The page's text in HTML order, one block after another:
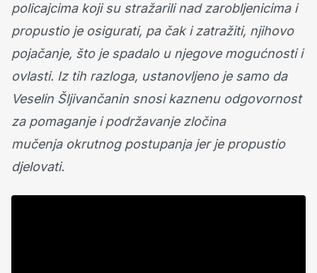
policajcima koji su stražarili nad zarobljenicima i
propustio je osigurati, pa čak i zatražiti, njihovo
pojačanje, što je spadalo u njegove mogućnosti i
ovlasti. Iz tih razloga, ustanovljeno je samo da
Veselin Šljivančanin snosi kaznenu odgovornost
za pomaganje i podržavanje zločina
mučenja okrutnog postupanja jer je propustio
djelovati.